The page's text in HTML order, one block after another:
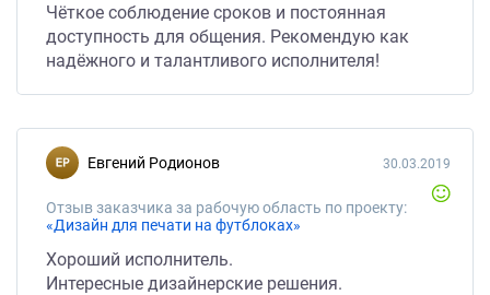
Чёткое соблюдение сроков и постоянная
доступность для общения. Рекомендую как
надёжного и талантливого исполнителя!
Евгений Родионов
Отзыв заказчика за рабочую область по проекту:
«Дизайн для печати на футблоках»
30.03.2019
Хороший исполнитель.
Интересные дизайнерские решения.